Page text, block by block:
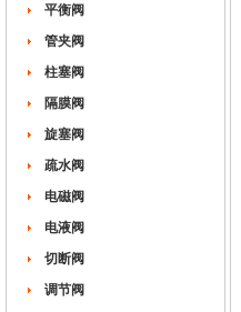
平衡阀
管夹阀
柱塞阀
隔膜阀
旋塞阀
疏水阀
电磁阀
电液阀
切断阀
调节阀